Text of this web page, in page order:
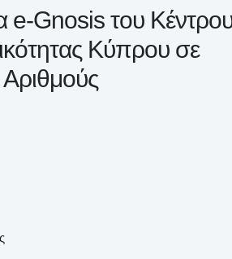
Gnosis του
Κύπρου σε
Αριθμούς